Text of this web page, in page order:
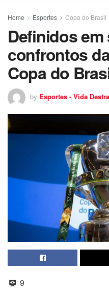
Home Esportes Copa do Brasil
Definidos
confrontos
Copa do
by Esportes - Vida Destra
9